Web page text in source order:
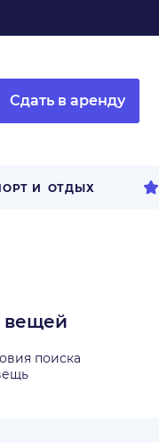
Сдать в аренду
И ОТДЫХ
вещей
поиска